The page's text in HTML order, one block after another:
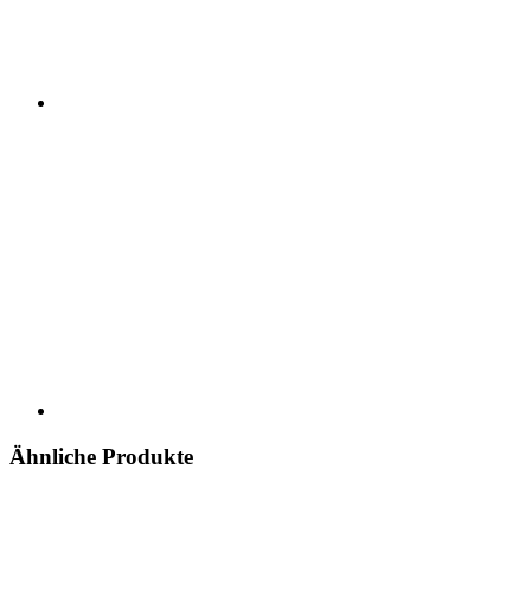
Ähnliche Produkte